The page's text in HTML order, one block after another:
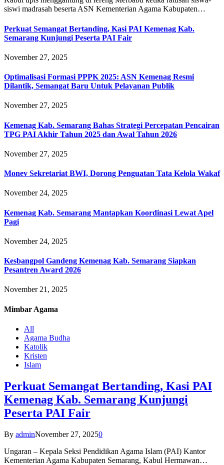
siswi madrasah beserta ASN Kementerian Agama Kabupaten…
Perkuat Semangat Bertanding, Kasi PAI Kemenag Kab.
Semarang Kunjungi Peserta PAI Fair
November 27, 2025
Optimalisasi Formasi PPPK 2025: ASN Kemenag Resmi
Dilantik, Semangat Baru Untuk Pelayanan Publik
November 27, 2025
Kemenag Kab. Semarang Bahas Strategi Percepatan Pencairan
TPG PAI Akhir Tahun 2025 dan Awal Tahun 2026
November 27, 2025
Monev Sekretariat BWI, Dorong Penguatan Tata Kelola Wakaf
November 24, 2025
Kemenag Kab. Semarang Mantapkan Koordinasi Lewat Apel
Pagi
November 24, 2025
Kesbangpol Gandeng Kemenag Kab. Semarang Siapkan
Pesantren Award 2026
November 21, 2025
Mimbar Agama
All
Agama Budha
Katolik
Kristen
Islam
Perkuat Semangat Bertanding, Kasi PAI
Kemenag Kab. Semarang Kunjungi
Peserta PAI Fair
By adminNovember 27, 20250
Ungaran – Kepala Seksi Pendidikan Agama Islam (PAI) Kantor
Kementerian Agama Kabupaten Semarang, Kabul Hermawan…